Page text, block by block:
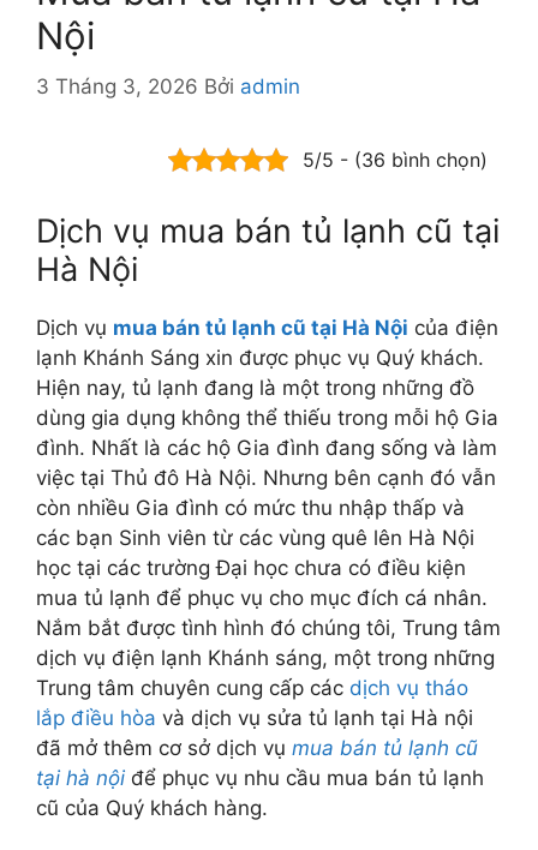
Nội
3 Tháng 3, 2026 Bởi admin
5/5 - (36 bình chọn)
Dịch vụ mua bán tủ lạnh cũ tại
Hà Nội
Dịch vụ mua bán tủ lạnh cũ tại Hà Nội của điện
lạnh Khánh Sáng xin được phục vụ Quý khách.
Hiện nay, tủ lạnh đang là một trong những đồ
dùng gia dụng không thể thiếu trong mỗi hộ Gia
đình. Nhất là các hộ Gia đình đang sống và làm
việc tại Thủ đô Hà Nội. Nhưng bên cạnh đó vẫn
còn nhiều Gia đình có mức thu nhập thấp và
các bạn Sinh viên từ các vùng quê lên Hà Nội
học tại các trường Đại học chưa có điều kiện
mua tủ lạnh để phục vụ cho mục đích cá nhân.
Nắm bắt được tình hình đó chúng tôi, Trung tâm
dịch vụ điện lạnh Khánh sáng, một trong những
Trung tâm chuyên cung cấp các dịch vụ tháo
lắp điều hòa và dịch vụ sửa tủ lạnh tại Hà nội
đã mở thêm cơ sở dịch vụ mua bán tủ lạnh cũ
tại hà nội để phục vụ nhu cầu mua bán tủ lạnh
cũ của Quý khách hàng.